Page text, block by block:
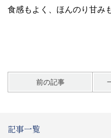
食感もよく、ほんのり甘み
前の記事
記事一覧